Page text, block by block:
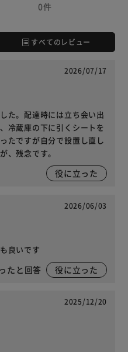
0件
すべてのレビュー
2026/07/17
た。配達時には立ち会い出
冷蔵庫の下に引くシートを
たですが自分で設置し直し
、残念です。
役に立った
2026/06/03
良いです
たと回答 役に立った
2025/12/20